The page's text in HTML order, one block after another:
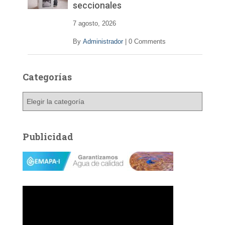
seccionales
7 agosto, 2026
By Administrador 0 Comments
Categorías
g
o
a
Publicidad